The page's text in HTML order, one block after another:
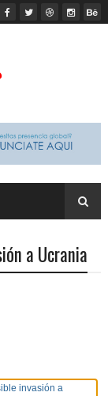
a Ucrania